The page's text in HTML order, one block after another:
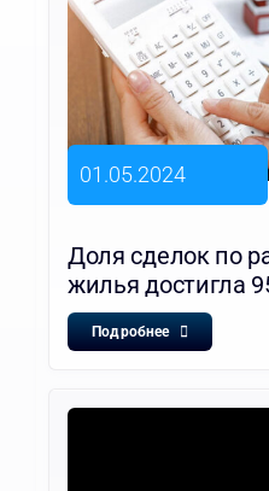
01.05.2024
Доля сделок по
жилья достигла
Подробнее